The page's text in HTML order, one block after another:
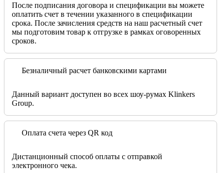
После подписания договора и спецификации вы можете
оплатить счет в течении указанного в спецификации
срока. После зачисления средств на наш расчетный счет
мы подготовим товар к отгрузке в рамках оговоренных
сроков.
Безналичный расчет банковскими картами
Данный вариант доступен во всех шоу-румах Klinkers
Group.
Оплата счета через QR код
Дистанционный способ оплаты с отправкой
электронного чека.